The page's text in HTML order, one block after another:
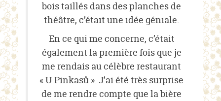
bois taillés dans des planches de
théâtre, c’était une idée géniale.
En ce qui me concerne, c’était
également la première fois que je
me rendais au célèbre restaurant
« U Pinkasů ». J’ai été très surprise
de me rendre compte que la bière